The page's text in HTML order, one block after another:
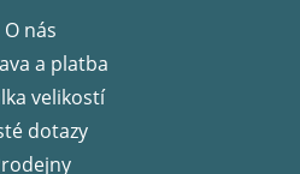
O nás
a platba
velikostí
dotazy